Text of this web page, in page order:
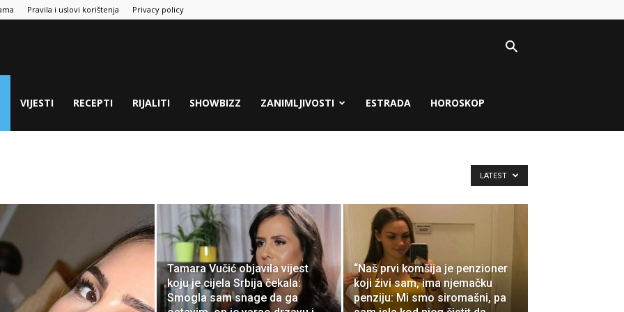
Pravila i uslovi korištenja Privacy policy
VIJESTI RECEPTI RIJALITI SHOWBIZZ ZANIMLJIVOSTI ESTRADA HOROSKOP
LATEST
Tamara Vučić objavila vijest
koju je cijela Srbija čekala:
Smogla sam snage da ga
“Naš prvi komšija je penzioner
koji živi sam, ima njemačku
penziju: Mi smo siromašni, pa